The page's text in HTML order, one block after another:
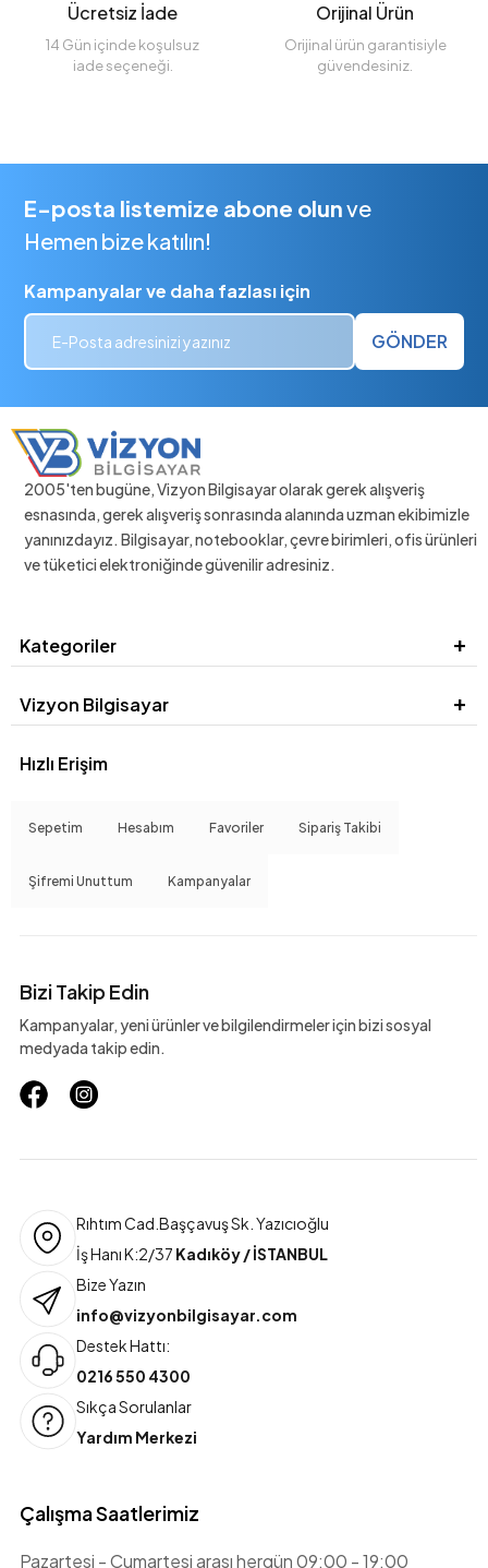
Ücretsiz İade
14 Gün içinde koşulsuz
iade seçeneği.
Orijinal Ürün
Orijinal ürün garantisiyle
güvendesiniz.
E-posta listemize abone olunve
Hemen bize katılın!
Kampanyalar ve daha fazlası için
GÖNDER
2005'ten bugüne, Vizyon Bilgisayar olarak gerek alışveriş
esnasında, gerek alışveriş sonrasında alanında uzman ekibimizle
yanınızdayız. Bilgisayar, notebooklar, çevre birimleri, ofis ürünleri
ve tüketici elektroniğinde güvenilir adresiniz.
Kategoriler
Vizyon Bilgisayar
Hızlı Erişim
Sepetim Hesabım Favoriler Sipariş Takibi
Şifremi Unuttum Kampanyalar
Bizi Takip Edin
Kampanyalar, yeni ürünler ve bilgilendirmeler için bizi sosyal
medyada takip edin.
Rıhtım Cad.Başçavuş Sk. Yazıcıoğlu
İş Hanı K:2/37 Kadıköy / İSTANBUL
Bize Yazın
info@vizyonbilgisayar.com
Destek Hattı:
0216 550 4300
Sıkça Sorulanlar
Yardım Merkezi
Çalışma Saatlerimiz
Pazartesi - Cumartesi arası hergün 09:00 - 19:00